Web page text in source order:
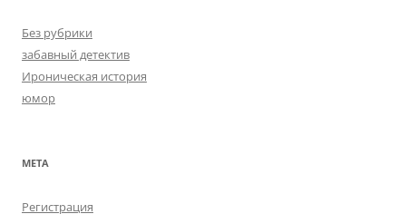
Без рубрики
забавный детектив
Ироническая история
юмор
МЕТА
Регистрация